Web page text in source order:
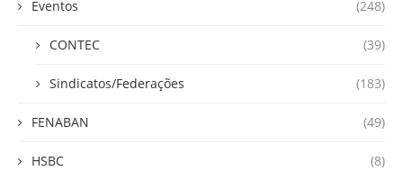
Eventos (248)
CONTEC (39)
Sindicatos/Federações (183)
FENABAN (49)
HSBC (8)